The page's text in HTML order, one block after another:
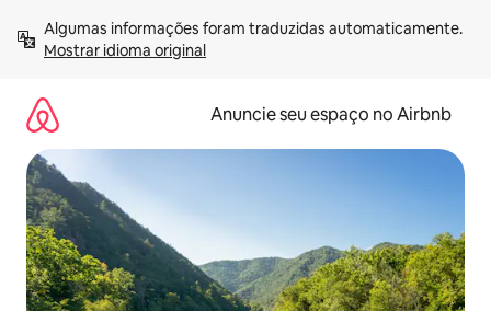
para
Mostrar idioma original
Anuncie seu espaço no Airbnb